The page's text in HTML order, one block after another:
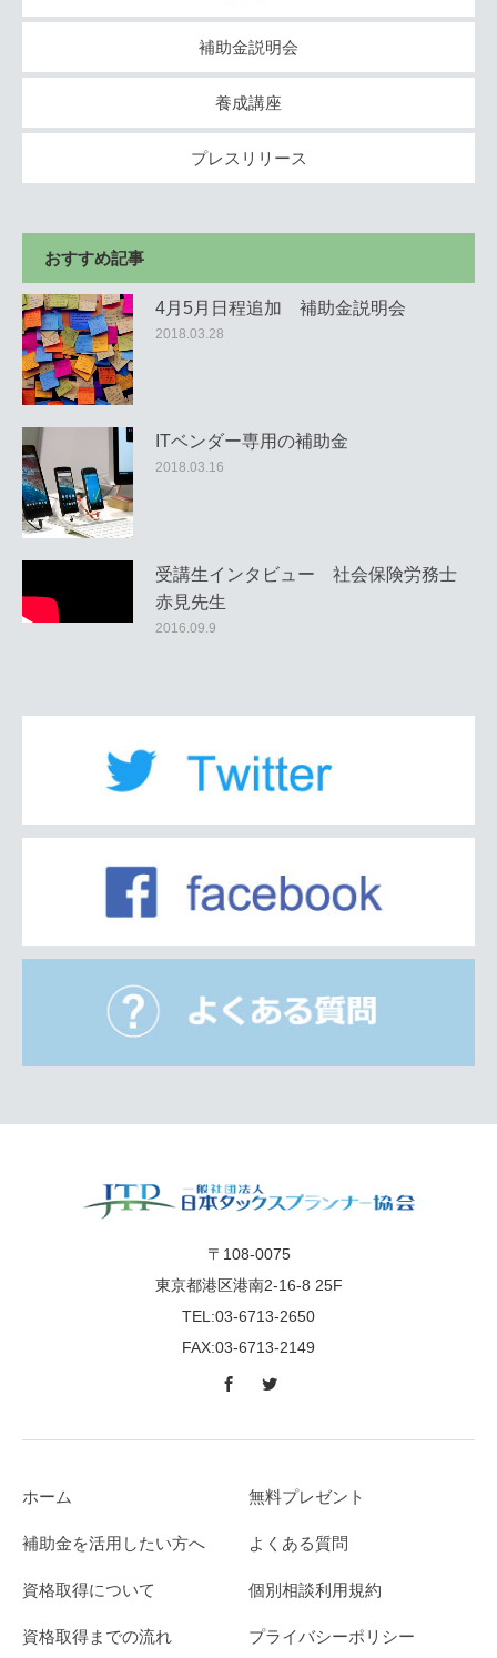
補助金説明会
養成講座
プレスリリース
おすすめ記事
4月5月日程追加 補助金説明会
2018.03.28
ITベンダー専用の補助金
2018.03.16
受講生インタビュー 社会保険労務士
赤見先生
2016.09.9
〒108-0075
東京都港区港南2-16-8 25F
TEL:03-6713-2650
FAX:03-6713-2149
ホーム
補助金を活用したい方へ
資格取得について
資格取得までの流れ
無料プレゼント
よくある質問
個別相談利用規約
プライバシーポリシー